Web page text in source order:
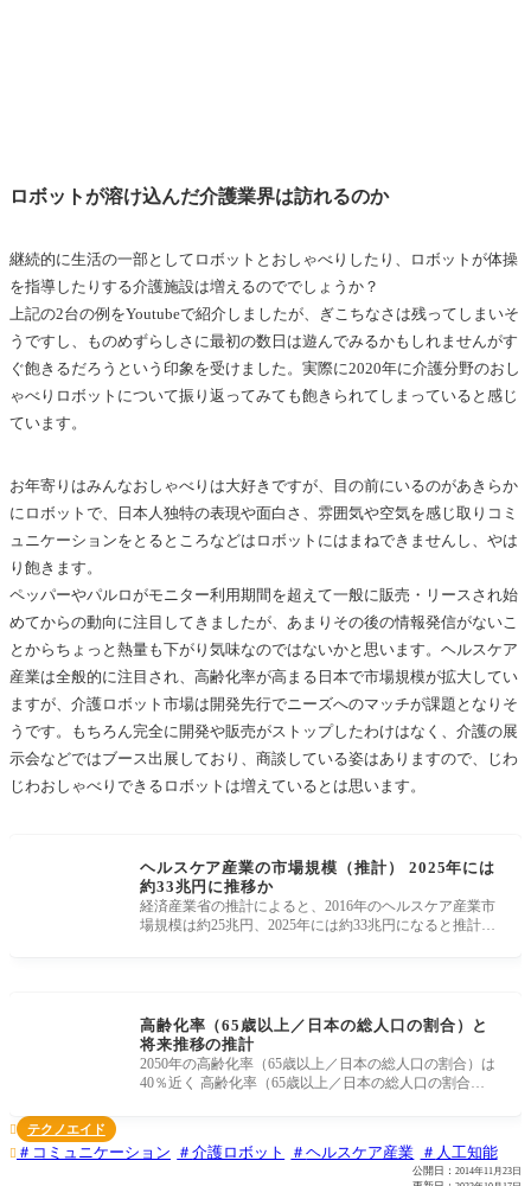
ロボットが溶け込んだ介護業界は訪れるのか
継続的に生活の一部としてロボットとおしゃべりしたり、ロボットが体操
を指導したりする介護施設は増えるのででしょうか？
上記の2台の例をYoutubeで紹介しましたが、ぎこちなさは残ってしまいそ
うですし、ものめずらしさに最初の数日は遊んでみるかもしれませんがす
ぐ飽きるだろうという印象を受けました。実際に2020年に介護分野のおし
ゃべりロボットについて振り返ってみても飽きられてしまっていると感じ
ています。
お年寄りはみんなおしゃべりは大好きですが、目の前にいるのがあきらか
にロボットで、日本人独特の表現や面白さ、雰囲気や空気を感じ取りコミ
ュニケーションをとるところなどはロボットにはまねできませんし、やは
り飽きます。
ペッパーやパルロがモニター利用期間を超えて一般に販売・リースされ始
めてからの動向に注目してきましたが、あまりその後の情報発信がないこ
とからちょっと熱量も下がり気味なのではないかと思います。ヘルスケア
産業は全般的に注目され、高齢化率が高まる日本で市場規模が拡大してい
ますが、介護ロボット市場は開発先行でニーズへのマッチが課題となりそ
うです。もちろん完全に開発や販売がストップしたわけはなく、介護の展
示会などではブース出展しており、商談している姿はありますので、じわ
じわおしゃべりできるロボットは増えているとは思います。
ヘルスケア産業の市場規模（推計） 2025年には
約33兆円に推移か
経済産業省の推計によると、2016年のヘルスケア産業市
場規模は約25兆円、2025年には約33兆円になると推計さ
高齢化率（65歳以上／日本の総人口の割合）と
将来推移の推計
2050年の高齢化率（65歳以上／日本の総人口の割合）は
40％近く 高齢化率（65歳以上／日本の総人口の割合）
 テクノエイド
 コミュニケーション 介護ロボット ヘルスケア産業 人工知能
公開日： 2014年11月23日